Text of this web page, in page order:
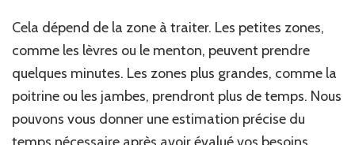
Cela dépend de la zone à traiter. Les petites zones,
comme les lèvres ou le menton, peuvent prendre
quelques minutes. Les zones plus grandes, comme la
poitrine ou les jambes, prendront plus de temps. Nous
pouvons vous donner une estimation précise du